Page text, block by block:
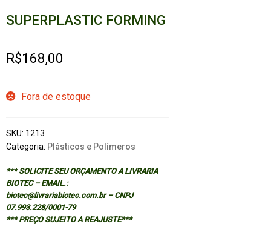
SUPERPLASTIC FORMING
R$168,00
Fora de estoque
SKU: 1213
Categoria: Plásticos e Polímeros
*** SOLICITE SEU ORÇAMENTO A LIVRARIA
BIOTEC – EMAIL.:
biotec@livrariabiotec.com.br – CNPJ
07.993.228/0001-79
*** PREÇO SUJEITO A REAJUSTE***